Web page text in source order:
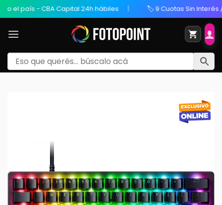
país - CBA Capital 24h hábiles 🏷️ 9 Cuotas Sin Interés /